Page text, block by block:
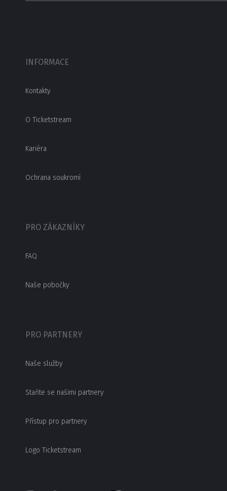
INFORMACE
Kontakty
O Ticketstream
Kariéra
Ochrana soukromí
PRO ZÁKAZNÍKY
FAQ
Naše pobočky
PRO PARTNERY
Naše služby
Staňte se našimi partnery
Přístup pro partnery
Logo Ticketstream